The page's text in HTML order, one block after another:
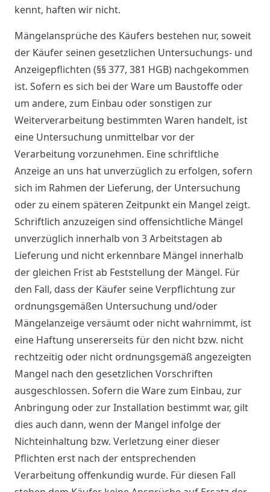
kennt, haften wir nicht.
Mängelansprüche des Käufers bestehen nur, soweit
der Käufer seinen gesetzlichen Untersuchungs- und
Anzeigepflichten (§§ 377, 381 HGB) nachgekommen
ist. Sofern es sich bei der Ware um Baustoffe oder
um andere, zum Einbau oder sonstigen zur
Weiterverarbeitung bestimmten Waren handelt, ist
eine Untersuchung unmittelbar vor der
Verarbeitung vorzunehmen. Eine schriftliche
Anzeige an uns hat unverzüglich zu erfolgen, sofern
sich im Rahmen der Lieferung, der Untersuchung
oder zu einem späteren Zeitpunkt ein Mangel zeigt.
Schriftlich anzuzeigen sind offensichtliche Mängel
unverzüglich innerhalb von 3 Arbeitstagen ab
Lieferung und nicht erkennbare Mängel innerhalb
der gleichen Frist ab Feststellung der Mängel. Für
den Fall, dass der Käufer seine Verpflichtung zur
ordnungsgemäßen Untersuchung und/oder
Mängelanzeige versäumt oder nicht wahrnimmt, ist
eine Haftung unsererseits für den nicht bzw. nicht
rechtzeitig oder nicht ordnungsgemäß angezeigten
Mangel nach den gesetzlichen Vorschriften
ausgeschlossen. Sofern die Ware zum Einbau, zur
Anbringung oder zur Installation bestimmt war, gilt
dies auch dann, wenn der Mangel infolge der
Nichteinhaltung bzw. Verletzung einer dieser
Pflichten erst nach der entsprechenden
Verarbeitung offenkundig wurde. Für diesen Fall